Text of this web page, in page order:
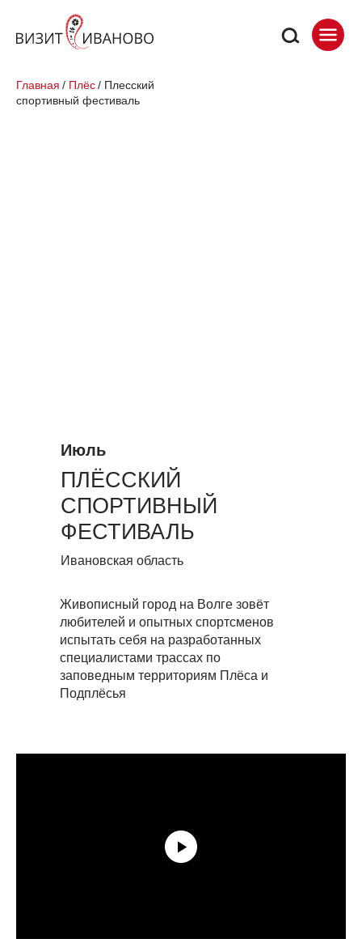
ПЛЁССКИЙ
СПОРТИВНЫЙ
ФЕСТИВАЛЬ
Живописный город на Волге зовёт
любителей и опытных спортсменов
испытать себя на разработанных
специалистами трассах по
заповедным территориям Плёса и
Подплёсья
Июль
Ивановская область
Главная / Плёс/ Плесский
спортивный фестиваль